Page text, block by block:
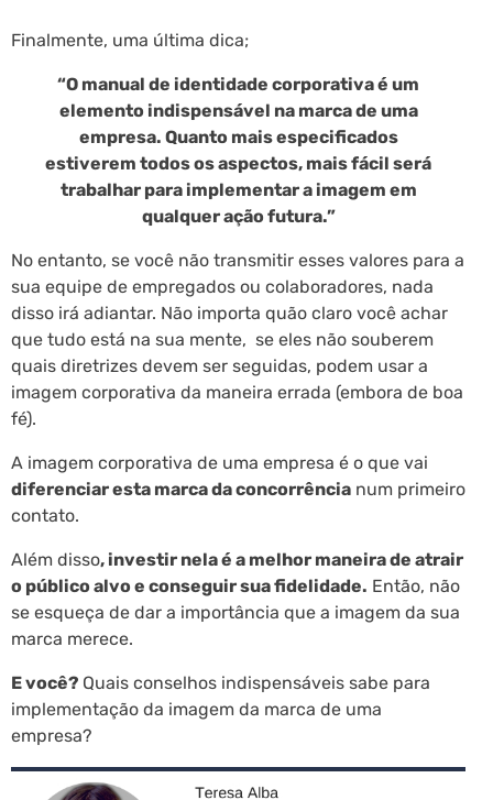
Finalmente, uma última dica;
“O manual de identidade corporativa é um
elemento indispensável na marca de uma
empresa. Quanto mais especificados
estiverem todos os aspectos, mais fácil será
trabalhar para implementar a imagem em
qualquer ação futura.”
No entanto, se você não transmitir esses valores para a
sua equipe de empregados ou colaboradores, nada
disso irá adiantar. Não importa quão claro você achar
que tudo está na sua mente, se eles não souberem
quais diretrizes devem ser seguidas, podem usar a
imagem corporativa da maneira errada (embora de boa
fé).
A imagem corporativa de uma empresa é o que vai
diferenciar esta marca da concorrência num primeiro
contato.
Além disso, investir nela é a melhor maneira de atrair
o público alvo e conseguir sua fidelidade. Então, não
se esqueça de dar a importância que a imagem da sua
marca merece.
E você? Quais conselhos indispensáveis sabe para
implementação da imagem da marca de uma
empresa?